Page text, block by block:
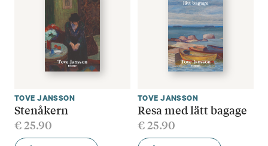
TOVE JANSSON
Stenåkern
€25.90
TOVE JANSSON
Resa med lätt bagage
€25.90